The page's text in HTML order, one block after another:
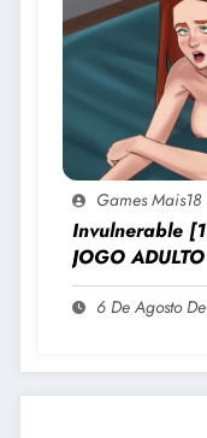
Games Mais18
Invulnerable
JOGO
6 De Agosto